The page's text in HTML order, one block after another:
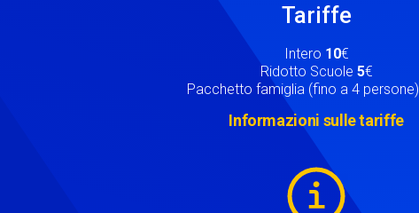
Tariffe
Intero 10€
Ridotto Scuole 5€
Pacchetto famiglia (fino a 4 persone)
Informazioni sulle tariffe